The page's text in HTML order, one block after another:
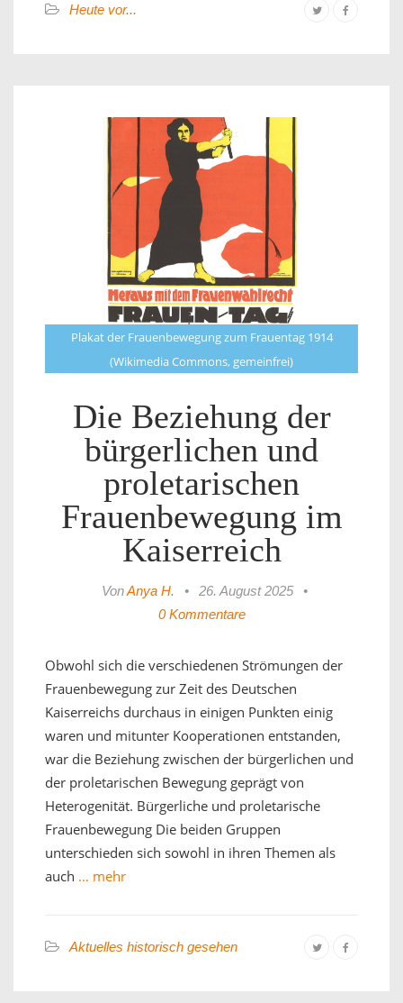
Heute vor...
Plakat der Frauenbewegung zum Frauentag 1914
(Wikimedia Commons, gemeinfrei)
Die Beziehung der
bürgerlichen und
proletarischen
Frauenbewegung im
Kaiserreich
VonAnya H. • 26. August 2025
•
0 Kommentare
Obwohl sich die verschiedenen Strömungen der
Frauenbewegung zur Zeit des Deutschen
Kaiserreichs durchaus in einigen Punkten einig
waren und mitunter Kooperationen entstanden,
war die Beziehung zwischen der bürgerlichen und
der proletarischen Bewegung geprägt von
Heterogenität. Bürgerliche und proletarische
Frauenbewegung Die beiden Gruppen
unterschieden sich sowohl in ihren Themen als
auch … mehr
Aktuelles historisch gesehen